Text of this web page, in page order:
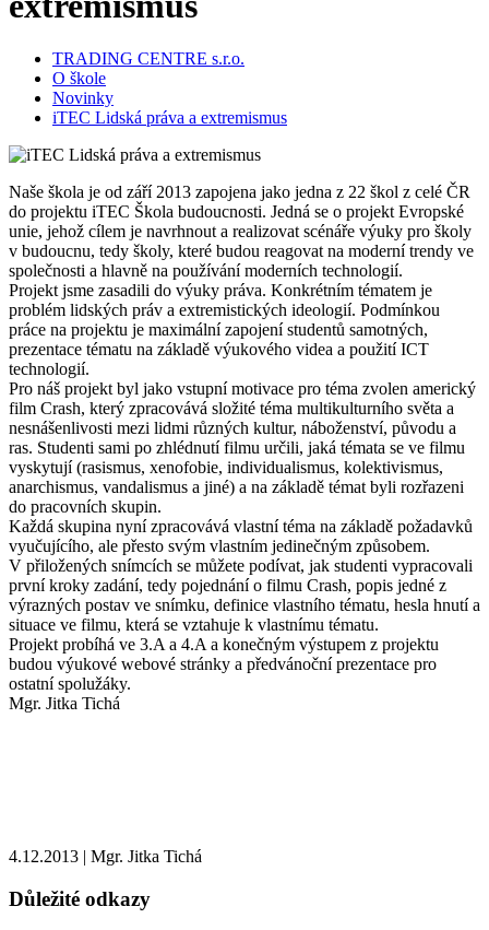
TRADING CENTRE s.r.o.
O škole
Novinky
iTEC Lidská práva a extremismus
Naše škola je od září 2013 zapojena jako jedna z 22 škol z celé ČR
do projektu iTEC Škola budoucnosti. Jedná se o projekt Evropské
unie, jehož cílem je navrhnout a realizovat scénáře výuky pro školy
v budoucnu, tedy školy, které budou reagovat na moderní trendy ve
společnosti a hlavně na používání moderních technologií.
Projekt jsme zasadili do výuky práva. Konkrétním tématem je
problém lidských práv a extremistických ideologií. Podmínkou
práce na projektu je maximální zapojení studentů samotných,
prezentace tématu na základě výukového videa a použití ICT
technologií.
Pro náš projekt byl jako vstupní motivace pro téma zvolen americký
film Crash, který zpracovává složité téma multikulturního světa a
nesnášenlivosti mezi lidmi různých kultur, náboženství, původu a
ras. Studenti sami po zhlédnutí filmu určili, jaká témata se ve filmu
vyskytují (rasismus, xenofobie, individualismus, kolektivismus,
anarchismus, vandalismus a jiné) a na základě témat byli rozřazeni
do pracovních skupin.
Každá skupina nyní zpracovává vlastní téma na základě požadavků
vyučujícího, ale přesto svým vlastním jedinečným způsobem.
V přiložených snímcích se můžete podívat, jak studenti vypracovali
první kroky zadání, tedy pojednání o filmu Crash, popis jedné z
výrazných postav ve snímku, definice vlastního tématu, hesla hnutí a
situace ve filmu, která se vztahuje k vlastnímu tématu.
Projekt probíhá ve 3.A a 4.A a konečným výstupem z projektu
budou výukové webové stránky a předvánoční prezentace pro
ostatní spolužáky.
Mgr. Jitka Tichá
4.12.2013 | Mgr. Jitka Tichá
Důležité odkazy